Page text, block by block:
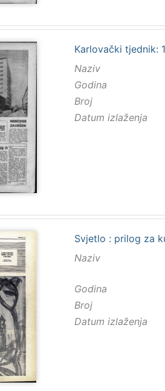
Karlovački tjednik:
Naziv
Godina
Broj
Datum izlaženja
Svjetlo : prilog za
Naziv
Godina
Broj
Datum izlaženja